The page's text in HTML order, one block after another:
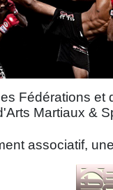
Fédérations et
Martiaux &
associatif,